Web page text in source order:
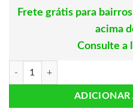
Frete grátis para
acima
Consulte a
Chapéu de Couro 20g - Chamel
ADICIONAR